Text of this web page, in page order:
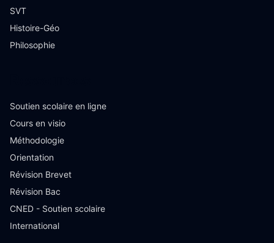
SVT
Histoire-Géo
Philosophie
Soutien scolaire en ligne
Cours en visio
Méthodologie
Orientation
Révision Brevet
Révision Bac
CNED - Soutien scolaire
International